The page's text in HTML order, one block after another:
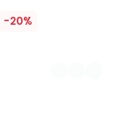
-20%